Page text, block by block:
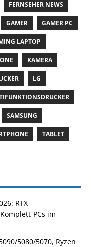
FERNSEHER NEWS
GAMER GAMER PC
LAPTOP
KAMERA
LG
SAMSUNG
TABLET
RTX
PCs im
5080/5070, Ryzen